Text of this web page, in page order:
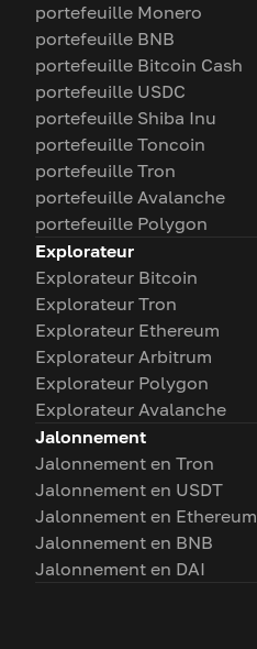
portefeuille Monero
portefeuille BNB
portefeuille Bitcoin Cash
portefeuille USDC
portefeuille Shiba Inu
portefeuille Toncoin
portefeuille Tron
portefeuille Avalanche
portefeuille Polygon
Explorateur
Explorateur Bitcoin
Explorateur Tron
Explorateur Ethereum
Explorateur Arbitrum
Explorateur Polygon
Explorateur Avalanche
Jalonnement
Jalonnement en Tron
Jalonnement en USDT
Jalonnement en Ethereum
Jalonnement en BNB
Jalonnement en DAI